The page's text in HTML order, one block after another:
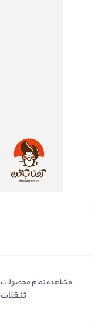
مشاهده تمام محصولات
تنقلات